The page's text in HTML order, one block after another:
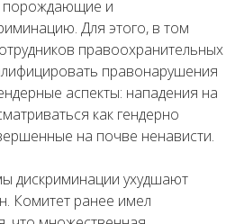
порождающие и
Для этого, в том
правоохранительных
правонарушения
аспекты: нападения на
как гендерно
на почве ненависти.
дискриминации ухудшают
Комитет ранее имел